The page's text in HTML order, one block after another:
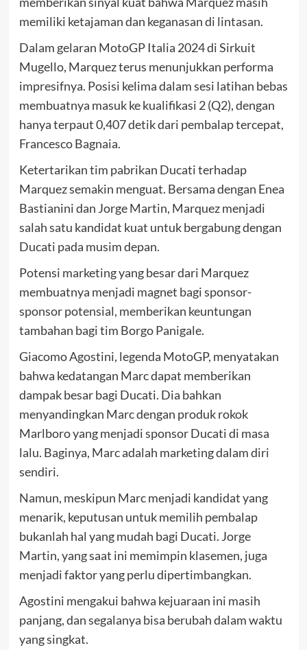
memiliki ketajaman dan keganasan di lintasan.
Dalam gelaran MotoGP Italia 2024 di Sirkuit
Mugello, Marquez terus menunjukkan performa
impresifnya. Posisi kelima dalam sesi latihan bebas
membuatnya masuk ke kualifikasi 2 (Q2), dengan
hanya terpaut 0,407 detik dari pembalap tercepat,
Francesco Bagnaia.
Ketertarikan tim pabrikan Ducati terhadap
Marquez semakin menguat. Bersama dengan Enea
Bastianini dan Jorge Martin, Marquez menjadi
salah satu kandidat kuat untuk bergabung dengan
Ducati pada musim depan.
Potensi marketing yang besar dari Marquez
membuatnya menjadi magnet bagi sponsor-
sponsor potensial, memberikan keuntungan
tambahan bagi tim Borgo Panigale.
Giacomo Agostini, legenda MotoGP, menyatakan
bahwa kedatangan Marc dapat memberikan
dampak besar bagi Ducati. Dia bahkan
menyandingkan Marc dengan produk rokok
Marlboro yang menjadi sponsor Ducati di masa
lalu. Baginya, Marc adalah marketing dalam diri
sendiri.
Namun, meskipun Marc menjadi kandidat yang
menarik, keputusan untuk memilih pembalap
bukanlah hal yang mudah bagi Ducati. Jorge
Martin, yang saat ini memimpin klasemen, juga
menjadi faktor yang perlu dipertimbangkan.
Agostini mengakui bahwa kejuaraan ini masih
panjang, dan segalanya bisa berubah dalam waktu
yang singkat.